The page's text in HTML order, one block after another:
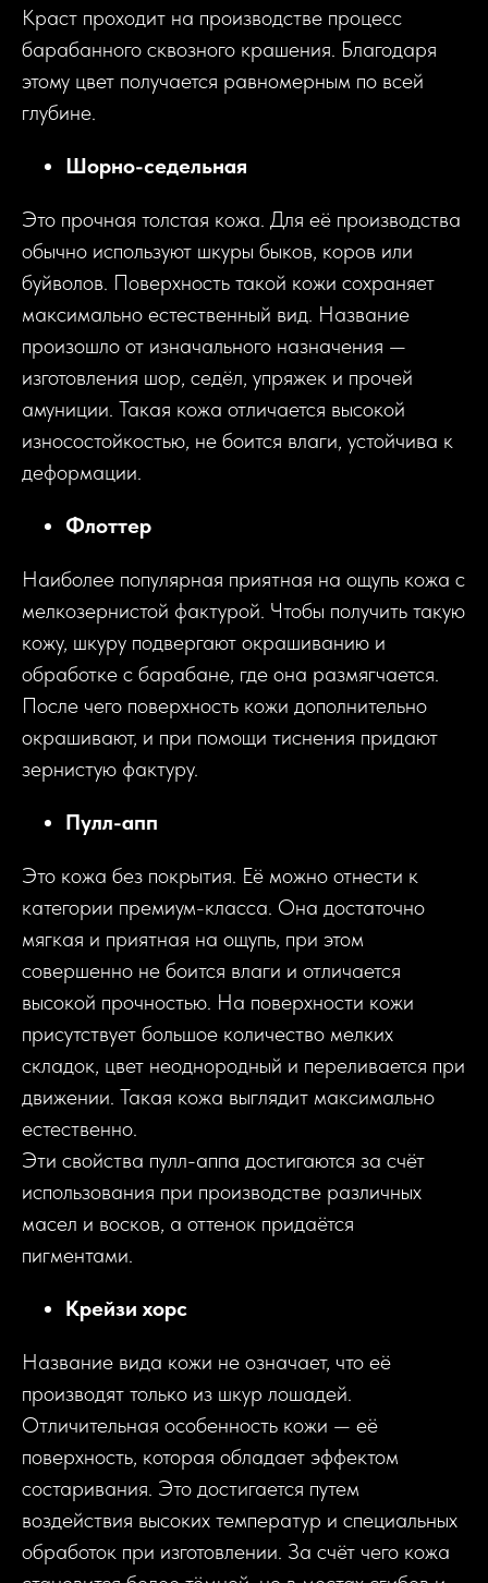
Краст проходит на производстве процесс
барабанного сквозного крашения. Благодаря
этому цвет получается равномерным по всей
глубине.
Шорно-седельная
Это прочная толстая кожа. Для её производства
обычно используют шкуры быков, коров или
буйволов. Поверхность такой кожи сохраняет
максимально естественный вид. Название
произошло от изначального назначения —
изготовления шор, седёл, упряжек и прочей
амуниции. Такая кожа отличается высокой
износостойкостью, не боится влаги, устойчива к
деформации.
Флоттер
Наиболее популярная приятная на ощупь кожа с
мелкозернистой фактурой. Чтобы получить такую
кожу, шкуру подвергают окрашиванию и
обработке с барабане, где она размягчается.
После чего поверхность кожи дополнительно
окрашивают, и при помощи тиснения придают
зернистую фактуру.
Пулл-апп
Это кожа без покрытия. Её можно отнести к
категории премиум-класса. Она достаточно
мягкая и приятная на ощупь, при этом
совершенно не боится влаги и отличается
высокой прочностью. На поверхности кожи
присутствует большое количество мелких
складок, цвет неоднородный и переливается при
движении. Такая кожа выглядит максимально
естественно.
Эти свойства пулл-аппа достигаются за счёт
использования при производстве различных
масел и восков, а оттенок придаётся
пигментами.
Крейзи хорс
Название вида кожи не означает, что её
производят только из шкур лошадей.
Отличительная особенность кожи — её
поверхность, которая обладает эффектом
состаривания. Это достигается путем
воздействия высоких температур и специальных
обработок при изготовлении. За счёт чего кожа